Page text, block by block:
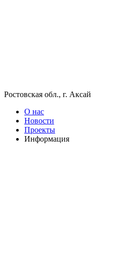
Ростовская обл., г. Аксай
О нас
Новости
Проекты
Информация